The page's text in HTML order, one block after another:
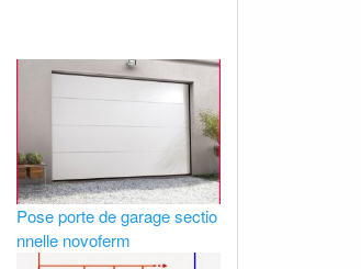
Pose porte de garage sectio
nnelle novoferm